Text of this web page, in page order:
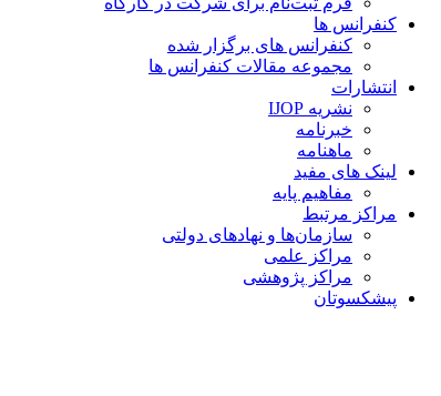
کنفرانس ها
کنفرانس های برگزار شده
مجموعه مقالات کنفرانس ها
انتشارات
نشریه IJOP
خبرنامه
ماهنامه
لینک های مفید
مفاهیم پایه
مراکز مرتبط
سازمان‌ها و نهادهای دولتی
مراکز علمی
مراکز پژوهشی
پیشکسوتان